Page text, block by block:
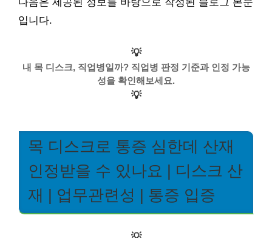
입니다.
💡
내 목 디스크, 직업병일까? 직업병 판정 기준과 인정 가능
성을 확인해보세요.
💡
목 디스크로 통증 심한데 산재
인정받을 수 있나요 | 디스크 산
재 | 업무관련성 | 통증 입증